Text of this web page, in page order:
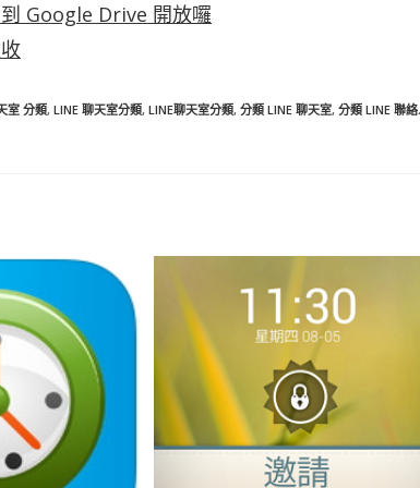
Google Drive 開放囉
室 分類, LINE 聊天室分類, LINE聊天室分類, 分類 LINE 聊天室, 分類 LINE 聯